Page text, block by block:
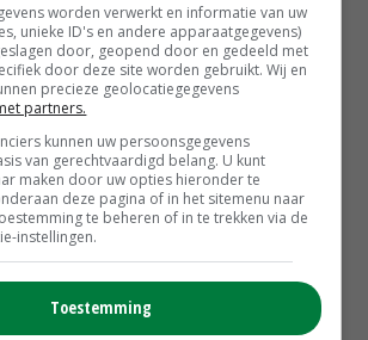
stal beperken
in Salland die meedoen aan het
is afgelopen week een lichtmeting in en
Sallandse boeren
met zon Salland' wordt komende week
is 5.000 zonnepanelen bij 45 agrarische
voor elektrische fietsen bij
worden verwerkt en informatie van uw
unieke ID's en andere apparaatgegevens)
door, geopend door en gedeeld met
door deze site worden gebruikt. Wij en
precieze geolocatiegegevens
partners.
kunnen uw persoonsgegevens
van gerechtvaardigd belang. U kunt
maken door uw opties hieronder te
deze pagina of in het sitemenu naar
te beheren of in te trekken via de
instellingen.
Toestemming